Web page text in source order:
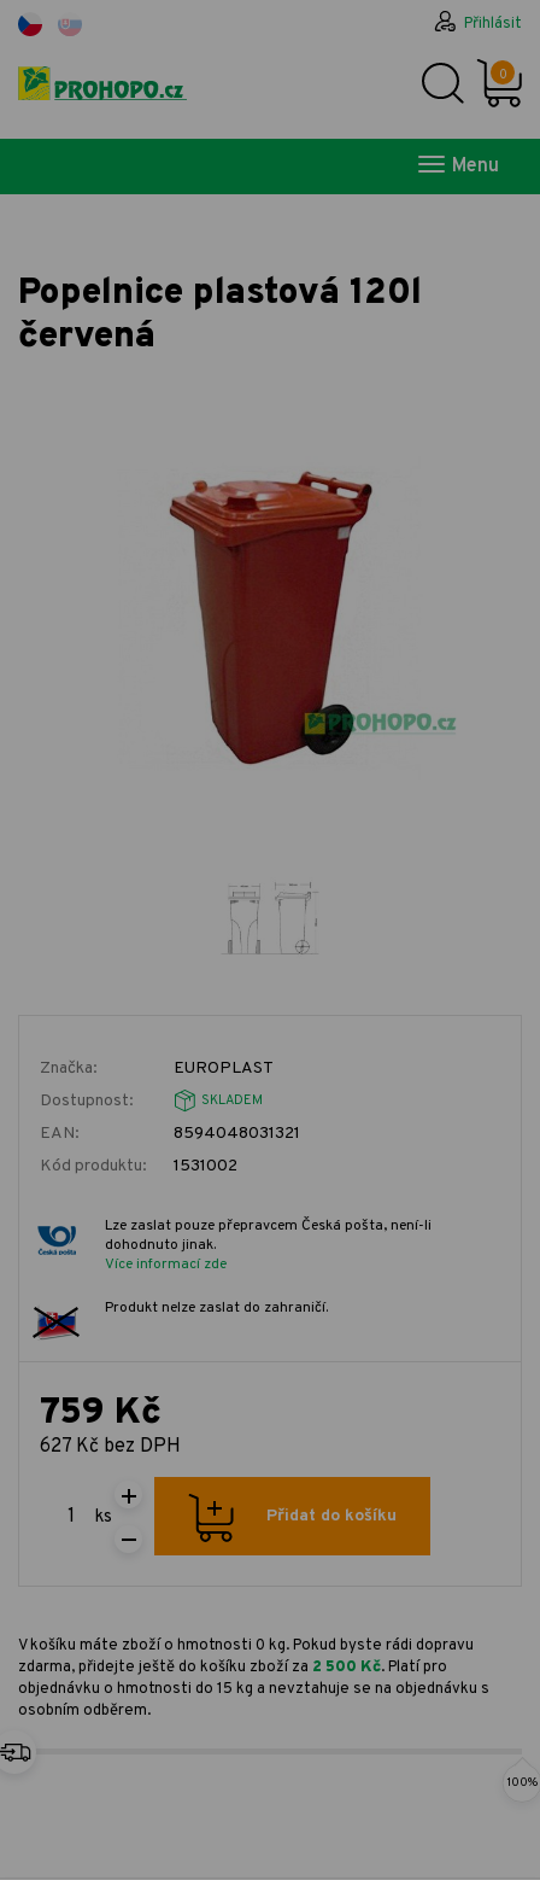
Přihlásit
0
Menu
Popelnice plastová 120l
červená
Značka:
EUROPLAST
Dostupnost:
SKLADEM
EAN:
8594048031321
Kód produktu:
1531002
Lze zaslat pouze přepravcem Česká pošta, není-li
dohodnuto jinak.
Více informací zde
Produkt nelze zaslat do zahraničí.
759 Kč
627 Kč bez DPH
ks Přidat do košíku
V košíku máte zboží o hmotnosti 0 kg. Pokud byste rádi dopravu
zdarma, přidejte ještě do košíku zboží za 2 500 Kč. Platí pro
objednávku o hmotnosti do 15 kg a nevztahuje se na objednávku s
osobním odběrem.
100%